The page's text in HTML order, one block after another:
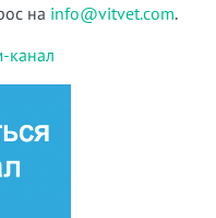
на info@vitvet.com.
канал